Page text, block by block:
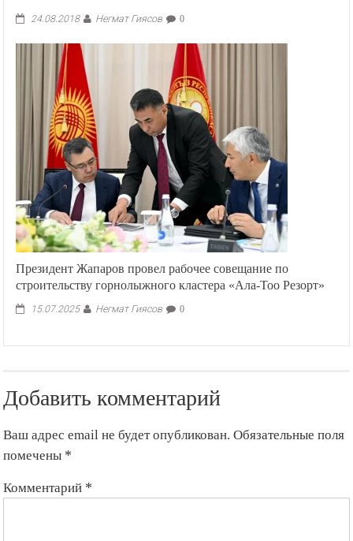
24.08.2018 Негмат Гиясов 0
Президент Жапаров провел рабочее совещание по
строительству горнолыжного кластера «Ала-Тоо Резорт»
15.07.2025 Негмат Гиясов 0
Добавить комментарий
Ваш адрес email не будет опубликован. Обязательные поля
помечены *
Комментарий *